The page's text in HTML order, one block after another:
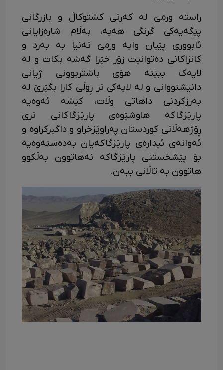
راستە ورمێ لە کەرتی کشتوکاڵ و بازرگانی
پێگەیەکی گرنگی هەیە، بەڵام شارەزایانی
ئابووری پێیان وایە ورمێ تەنیا بە بەرد و
کانزاکانی دەتوانێت زۆر خێرا گەشە بکات و لە
لایەک ببێتە هۆی باشتربوونی ژیانی
دانیشتووانی و لە لایەکی تر ڕۆڵی کارا بگێرێ لە
بەرزکردنی داهاتی وڵات، کێشە ئەوەیە
پارێزگاکە هاوشێوەی پارێزگاکانی تری
ڕۆژهەڵاتی کوردستان پەراوێزخراو و داگیرکراوە و
ئەوانەی ئیدارەی پارێزگاکەیان بەدەستەوەیە
بۆ پێشخستنی پارێزگاکە نەهاتوون بەڵکوو
هاتوون بە تاڵانی ببەن.